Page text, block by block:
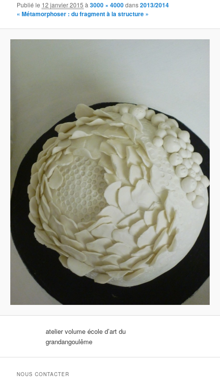
Publié le 12 janvier 2015 à3000 × 4000dans2013/2014
« Métamorphoser : du fragment à la structure »
atelier volume école d’art du
grandangoulême
NOUS CONTACTER